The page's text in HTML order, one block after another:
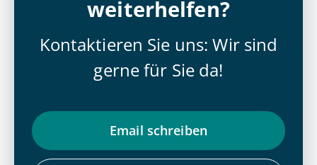
weiterhelfen?
Kontaktieren Sie uns: Wir sind
gerne für Sie da!
Email schrei­ben